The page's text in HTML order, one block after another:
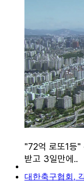
대한축구협회,